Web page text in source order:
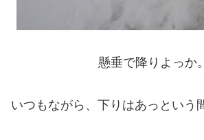
懸垂で降りよっか。
いつもながら、下りはあっという